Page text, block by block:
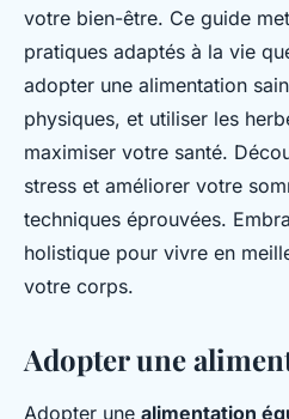
votre bien-être. Ce guide
pratiques adaptés à la vie
adopter une alimentation
physiques, et utiliser les
maximiser votre santé.
stress et améliorer votre
techniques éprouvées.
holistique pour vivre en
votre corps.
Adopter une
Adopter une alimentation